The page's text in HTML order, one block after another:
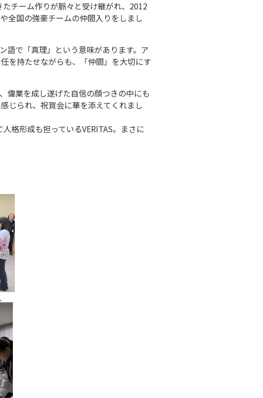
チーム作りが脈々と受け継がれ、2012
全国の強豪チームの仲間入りをしまし
語で「真理」という意味があります。ア
を持たせながらも、「仲間」を大切にす
偉業を成し遂げた自信の顔つきの中にも
じられ、祝賀会に華を添えてくれまし
格形成も担っているVERITAS。まさに